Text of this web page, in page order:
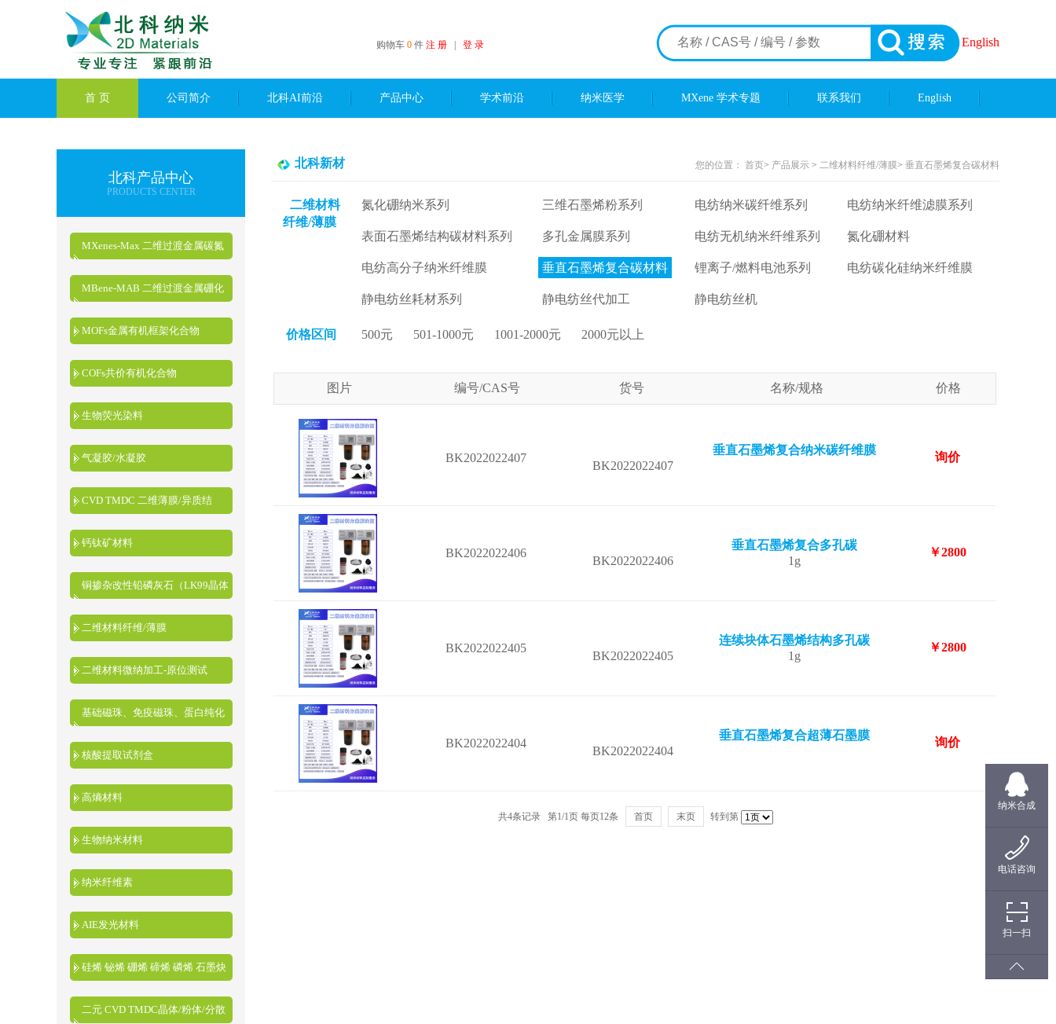
购物车 0 件 注 册 登 录 English
首 页 公司简介 北科AI前沿 产品中心 学术前沿 纳米医学 MXene 学术专题 联系我们 English
北科产品中心
PRODUCTS CENTER
MXenes-Max 二维过渡金属碳氮
化物
MBene-MAB 二维过渡金属硼化
物
MOFs金属有机框架化合物
COFs共价有机化合物
生物荧光染料
气凝胶/水凝胶
CVD TMDC 二维薄膜/异质结
钙钛矿材料
铜掺杂改性铅磷灰石（LK99晶体
粉末）
二维材料纤维/薄膜
二维材料微纳加工-原位测试
基础磁珠、免疫磁珠、蛋白纯化
磁珠、核酸提取磁珠
核酸提取试剂盒
高熵材料
生物纳米材料
纳米纤维素
AIE发光材料
硅烯 铋烯 硼烯 碲烯 磷烯 石墨炔
二元 CVD TMDC晶体/粉体/分散
北科新材 您的位置： 首页> 产品展示 > 二维材料纤维/薄膜> 垂直石墨烯复合碳材料
二维材料
纤维/薄膜
氮化硼纳米系列 三维石墨烯粉系列 电纺纳米碳纤维系列 电纺纳米纤维滤膜系列
表面石墨烯结构碳材料系列 多孔金属膜系列 电纺无机纳米纤维系列 氮化硼材料
电纺高分子纳米纤维膜 垂直石墨烯复合碳材料 锂离子/燃料电池系列 电纺碳化硅纳米纤维膜
静电纺丝耗材系列 静电纺丝代加工 静电纺丝机
价格区间 500元 501-1000元 1001-2000元 2000元以上
图片 编号/CAS号 货号 名称/规格 价格
BK2022022407
垂直石墨烯复合纳米碳纤维膜
BK2022022407
询价
BK2022022406
垂直石墨烯复合多孔碳
BK2022022406
1g
￥2800
BK2022022405
连续块体石墨烯结构多孔碳
BK2022022405
1g
￥2800
BK2022022404
垂直石墨烯复合超薄石墨膜
BK2022022404
询价
共4条记录 第1/1页 每页12条 首页 末页 转到第
纳米合成
电话咨询
扫一扫